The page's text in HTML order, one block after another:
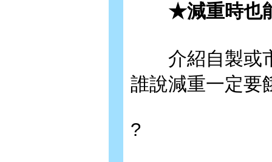
★減重時也能
介紹自製或市
誰說減重一定要
?